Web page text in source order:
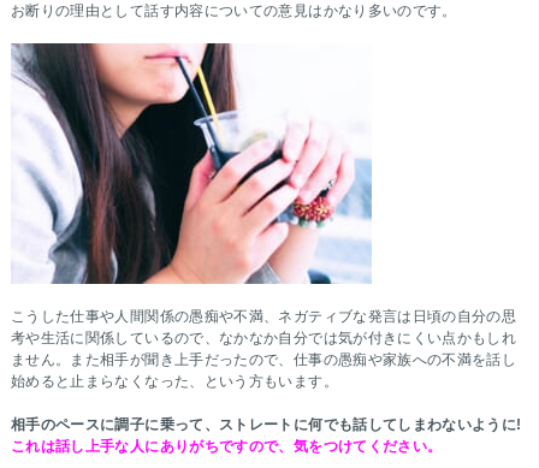
お断りの理由として話す内容についての意見はかなり多いのです。
こうした仕事や人間関係の愚痴や不満、ネガティブな発言は日頃の自分の思
考や生活に関係しているので、なかなか自分では気が付きにくい点かもしれ
ません。また相手が聞き上手だったので、仕事の愚痴や家族への不満を話し
始めると止まらなくなった、という方もいます。
相手のペースに調子に乗って、ストレートに何でも話してしまわないように!
これは話し上手な人にありがちですので、気をつけてください。